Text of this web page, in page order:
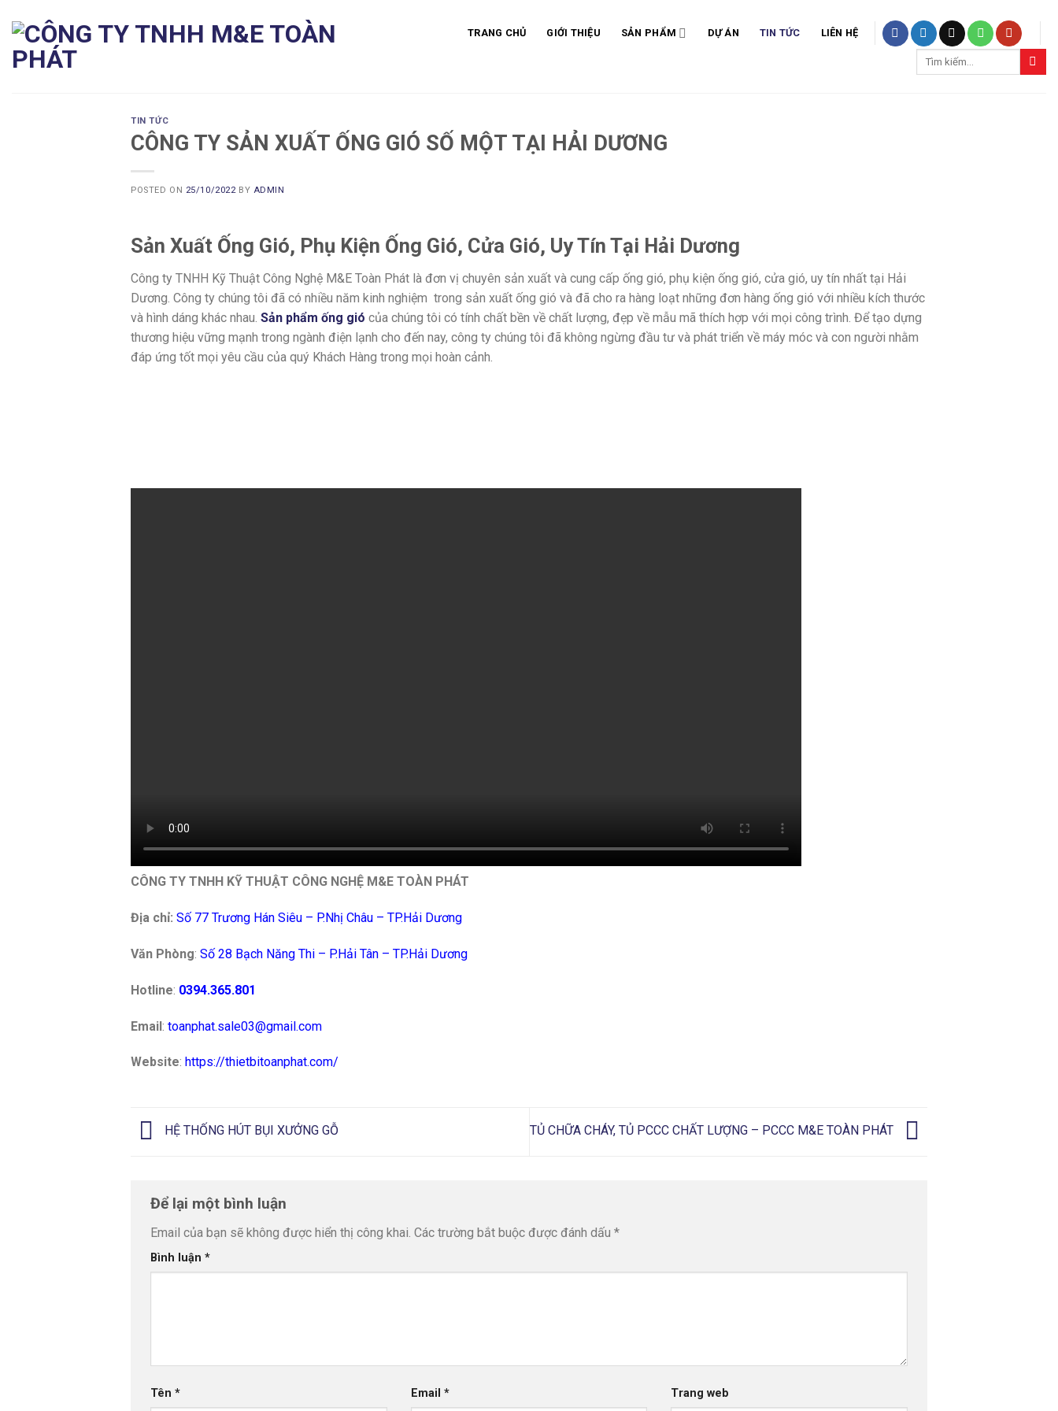
content
TRANG CHỦ GIỚI THIỆU SẢN PHẨM DỰ ÁN TIN TỨC LIÊN HỆ
Tìm
TIN TỨC
CÔNG TY SẢN XUẤT ỐNG GIÓ SỐ MỘT TẠI HẢI DƯƠNG
POSTED ON 25/10/2022 BY ADMIN
Sản Xuất Ống Gió, Phụ Kiện Ống Gió, Cửa Gió, Uy Tín Tại Hải Dương
Công ty TNHH Kỹ Thuật Công Nghệ M&E Toàn Phát là đơn vị chuyên sản xuất và cung cấp ống gió, phụ kiện ống gió, cửa gió, uy tín nhất tại Hải
Dương. Công ty chúng tôi đã có nhiều năm kinh nghiệm trong sản xuất ống gió và đã cho ra hàng loạt những đơn hàng ống gió với nhiều kích thước
và hình dáng khác nhau.Sản phẩm ống gió của chúng tôi có tính chất bền về chất lượng, đẹp về mẫu mã thích hợp với mọi công trình. Để tạo dựng
thương hiệu vững mạnh trong ngành điện lạnh cho đến nay, công ty chúng tôi đã không ngừng đầu tư và phát triển về máy móc và con người nhằm
đáp ứng tốt mọi yêu cầu của quý Khách Hàng trong mọi hoàn cảnh.
CÔNG TY TNHH KỸ THUẬT CÔNG NGHỆ M&E TOÀN PHÁT
Địa chỉ: Số 77 Trương Hán Siêu – P.Nhị Châu – TP.Hải Dương
Văn Phòng:Số 28 Bạch Năng Thi – P.Hải Tân – TP.Hải Dương
Hotline: 0394.365.801
Email: toanphat.sale03@gmail.com
Website: https://thietbitoanphat.com/
HỆ THỐNG HÚT BỤI XƯỞNG GỖ TỦ CHỮA CHÁY, TỦ PCCC CHẤT LƯỢNG – PCCC M&E TOÀN PHÁT
Để lại một bình luận
Email của bạn sẽ không được hiển thị công khai. Các trường bắt buộc được đánh dấu*
Bình luận*
Tên* Email * Trang web